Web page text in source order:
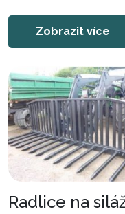
Zobrazit více
Radlice na